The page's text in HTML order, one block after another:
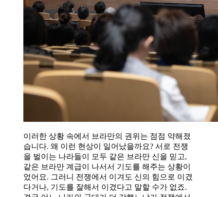
이러한 상황 속에서 브라만의 권위는 점점 약해졌
습니다. 왜 이런 현상이 일어났을까요? 서로 전쟁
을 벌이는 나라들이 모두 같은 브라만 신을 믿고,
같은 브라만 계급이 나서서 기도를 해주는 상황이
었어요. 그러니 전쟁에서 이겨도 신의 힘으로 이겼
다거나, 기도를 잘해서 이겼다고 말할 수가 없죠.